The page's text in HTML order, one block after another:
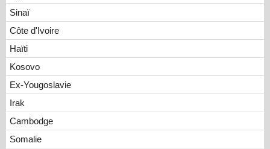
Sinaï
Côte d'Ivoire
Haïti
Kosovo
Ex-Yougoslavie
Irak
Cambodge
Somalie